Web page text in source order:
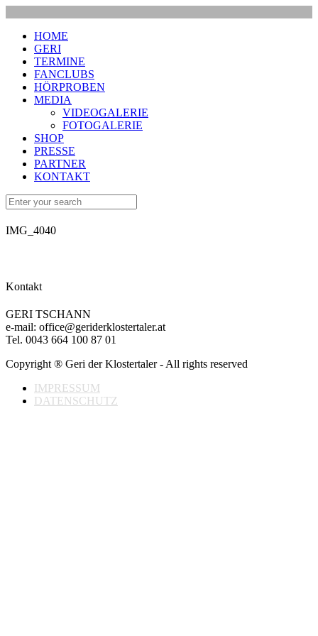
HOME
GERI
TERMINE
FANCLUBS
HÖRPROBEN
MEDIA
VIDEOGALERIE
FOTOGALERIE
SHOP
PRESSE
PARTNER
KONTAKT
IMG_4040
Kontakt
GERI TSCHANN
e-mail: office@geriderklostertaler.at
Tel. 0043 664 100 87 01
Copyright ® Geri der Klostertaler - All rights reserved
IMPRESSUM
DATENSCHUTZ